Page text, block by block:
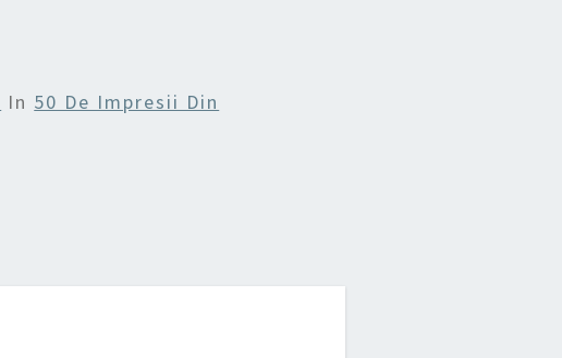
In 50 De Impresii Din